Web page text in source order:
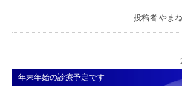
投稿者 やま
年末年始の診療予定です